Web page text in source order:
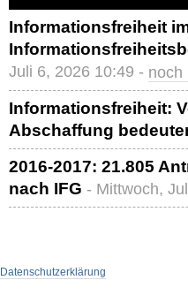
Informationsfreiheit
Juli 6, 2026 10:49 - noch
Informationsfreiheit:
Abschaffung
2016-2017: 21.805
nach IFG - Mittwoch,
Datenschutzerklärung